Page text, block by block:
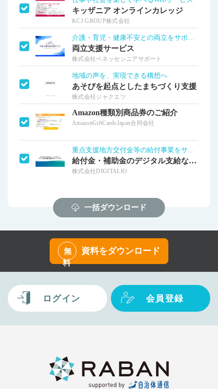
キッザニア オンラインカレッジ
KCJ GROUP株式会社
両立支援サービス
株式会社ベネッセシニアサポート
地域の声を、実現できる構想へ
あそびを起点としたまちづくり支援
株式会社ジャクエツ
Amazon種類別商品券のご紹介
AmazonGiftCardsJapan合同会社
給付金・補助金のデジタル支給ならデジコ
株式会社DIGITALIO
一括ダウンロード
無
料
資料をダウンロード
ログイン 会員登録